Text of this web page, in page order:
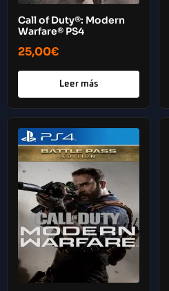
Call of Duty®: Modern
Warfare® PS4
25,00€
Leer más